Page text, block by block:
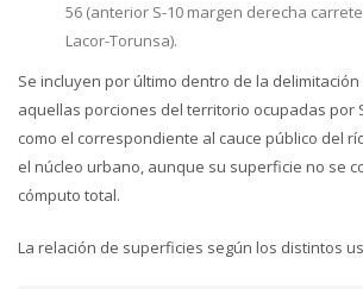
56 (anterior S-10 margen derecha
Lacor-Torunsa).
Se incluyen por último dentro de la
aquellas porciones del territorio ocupadas por
como el correspondiente al cauce público del
el núcleo urbano, aunque su superficie no se
cómputo total.
La relación de superficies según los distintos